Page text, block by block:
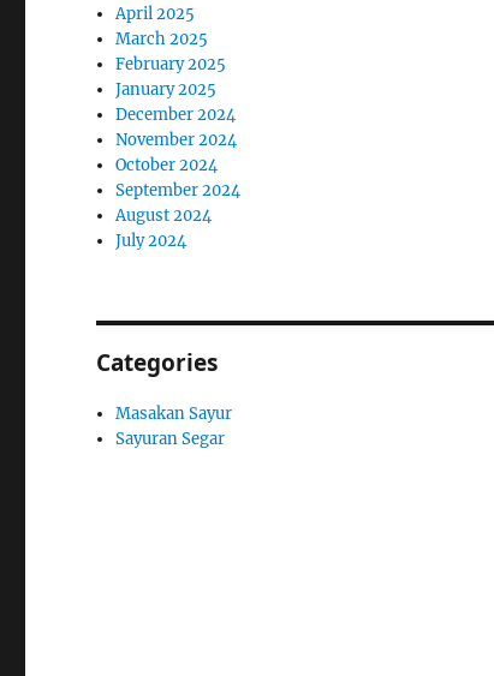
April 2025
March 2025
February 2025
January 2025
December 2024
November 2024
October 2024
September 2024
August 2024
July 2024
Categories
Masakan Sayur
Sayuran Segar